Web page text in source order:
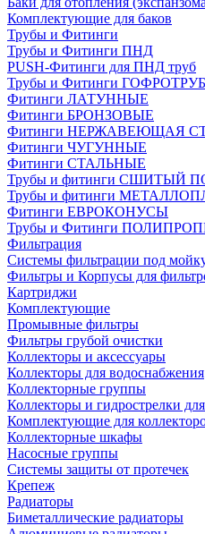
Комплектующие для баков
Трубы и Фитинги
Трубы и Фитинги ПНД
PUSH-Фитинги для ПНД труб
Трубы и Фитинги
Фитинги ЛАТУННЫЕ
Фитинги БРОНЗОВЫЕ
Фитинги НЕРЖАВЕЮЩАЯ
Фитинги ЧУГУННЫЕ
Фитинги СТАЛЬНЫЕ
Трубы и фитинги СШИТЫЙ
Трубы и фитинги
Фитинги ЕВРОКОНУСЫ
Трубы и Фитинги
Фильтрация
Системы фильтрации под
Фильтры и Корпусы для
Картриджи
Комплектующие
Промывные фильтры
Фильтры грубой очистки
Коллекторы и аксессуары
Коллекторы для водоснабжения
Коллекторные группы
Коллекторы и гидрострелки
Комплектующие для
Коллекторные шкафы
Насосные группы
Системы защиты от протечек
Крепеж
Радиаторы
Биметаллические радиаторы